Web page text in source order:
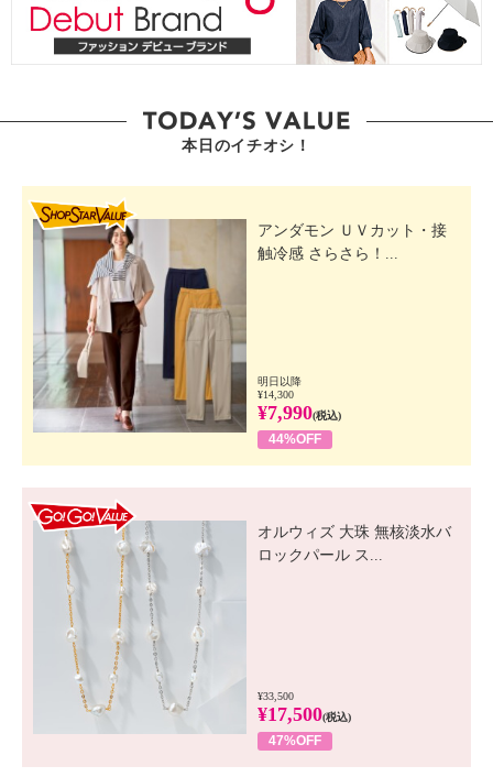
本日のイチオシ！
アンダモン ＵＶカット・接
触冷感 さらさら！...
明日以降
¥14,300
¥7,990(税込)
44%OFF
オルウィズ 大珠 無核淡水バ
ロックパール ス...
¥33,500
¥17,500(税込)
47%OFF